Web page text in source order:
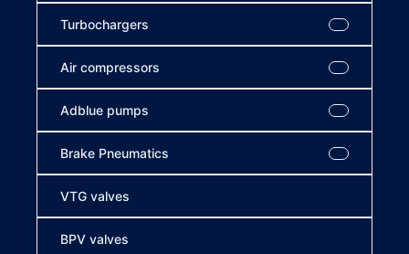
Turbochargers
Air compressors
Adblue pumps
Brake Pneumatics
VTG valves
BPV valves